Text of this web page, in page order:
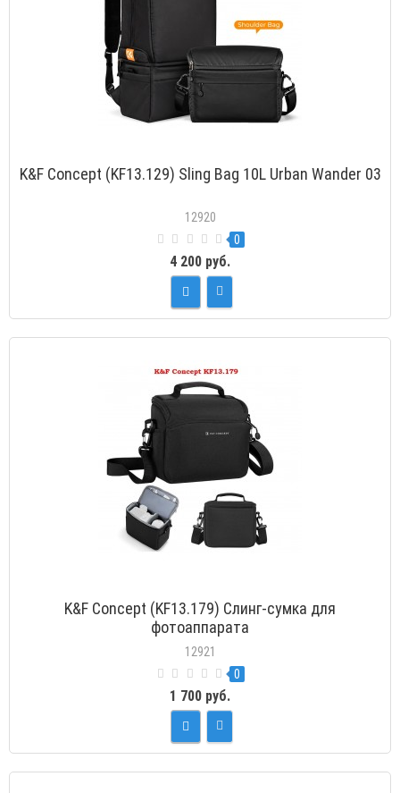
K&F Concept (KF13.129) Sling Bag 10L Urban Wander 03
12920
0
4 200 руб.
K&F Concept (KF13.179) Слинг-сумка для
фотоаппарата
12921
0
1 700 руб.